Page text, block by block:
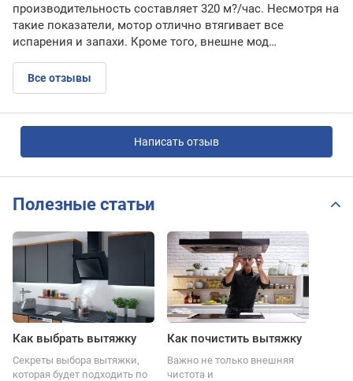
производительность составляет 320 м?/час. Несмотря на
такие показатели, мотор отлично втягивает все
испарения и запахи. Кроме того, внешне мод…
Все отзывы
Написать отзыв
Полезные статьи
Как выбрать вытяжку
Секреты выбора вытяжки,
которая будет подходить по
Как почистить вытяжку
Важно не только внешняя
чистота и